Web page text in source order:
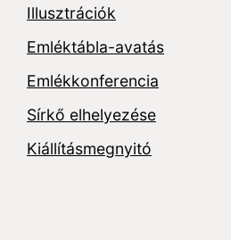
Illusztrációk
Emléktábla-avatás
Emlékkonferencia
Sírkő elhelyezése
Kiállításmegnyitó